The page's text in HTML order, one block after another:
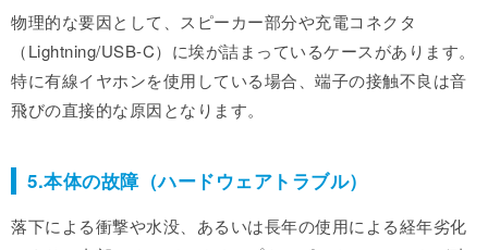
物理的な要因として、スピーカー部分や充電コネクタ
（Lightning/USB-C）に埃が詰まっているケースがあります。
特に有線イヤホンを使用している場合、端子の接触不良は音
飛びの直接的な原因となります。
5.本体の故障（ハードウェアトラブル）
落下による衝撃や水没、あるいは長年の使用による経年劣化